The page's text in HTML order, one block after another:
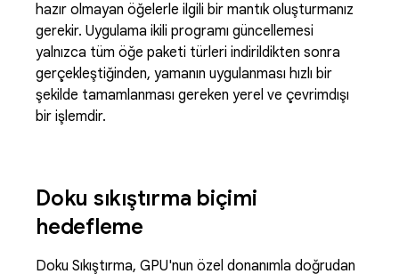
hazır olmayan öğelerle ilgili bir mantık oluşturmanız
gerekir. Uygulama ikili programı güncellemesi
yalnızca tüm öğe paketi türleri indirildikten sonra
gerçekleştiğinden, yamanın uygulanması hızlı bir
şekilde tamamlanması gereken yerel ve çevrimdışı
bir işlemdir.
Doku sıkıştırma biçimi
hedefleme
Doku Sıkıştırma, GPU'nun özel donanımla doğrudan